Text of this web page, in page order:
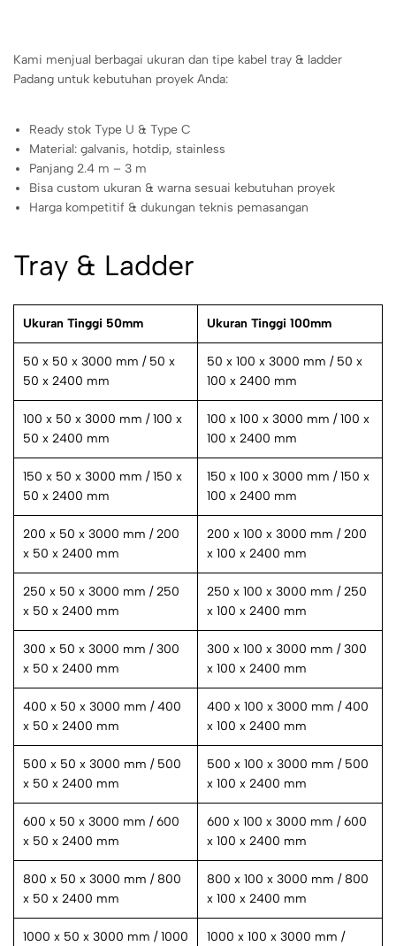
Kami menjual berbagai ukuran dan tipe kabel tray & ladder
Padang untuk kebutuhan proyek Anda:
Ready stok Type U & Type C
Material: galvanis, hotdip, stainless
Panjang 2.4 m – 3 m
Bisa custom ukuran & warna sesuai kebutuhan proyek
Harga kompetitif & dukungan teknis pemasangan
Tray & Ladder
Ukuran Tinggi 50mm Ukuran Tinggi 100mm
50 x 50 x 3000 mm / 50 x
50 x 2400 mm
50 x 100 x 3000 mm / 50 x
100 x 2400 mm
100 x 50 x 3000 mm / 100 x
50 x 2400 mm
100 x 100 x 3000 mm / 100 x
100 x 2400 mm
150 x 50 x 3000 mm / 150 x
50 x 2400 mm
150 x 100 x 3000 mm / 150 x
100 x 2400 mm
200 x 50 x 3000 mm / 200
x 50 x 2400 mm
200 x 100 x 3000 mm / 200
x 100 x 2400 mm
250 x 50 x 3000 mm / 250
x 50 x 2400 mm
250 x 100 x 3000 mm / 250
x 100 x 2400 mm
300 x 50 x 3000 mm / 300
x 50 x 2400 mm
300 x 100 x 3000 mm / 300
x 100 x 2400 mm
400 x 50 x 3000 mm / 400
x 50 x 2400 mm
400 x 100 x 3000 mm / 400
x 100 x 2400 mm
500 x 50 x 3000 mm / 500
x 50 x 2400 mm
500 x 100 x 3000 mm / 500
x 100 x 2400 mm
600 x 50 x 3000 mm / 600
x 50 x 2400 mm
600 x 100 x 3000 mm / 600
x 100 x 2400 mm
800 x 50 x 3000 mm / 800
x 50 x 2400 mm
800 x 100 x 3000 mm / 800
x 100 x 2400 mm
1000 x 50 x 3000 mm / 1000
1000 x 100 x 3000 mm /